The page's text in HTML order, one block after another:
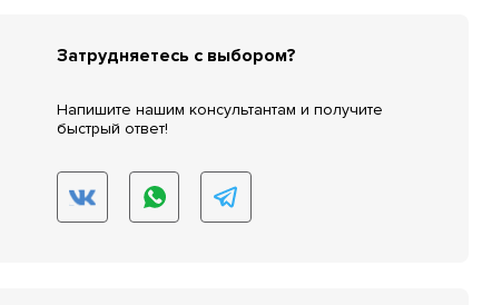
Затрудняетесь с выбором?
Напишите нашим консультантам и получите
быстрый ответ!